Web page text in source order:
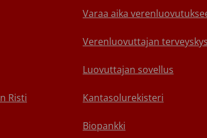
Risti
Varaa aika
Verenluovuttajan
Luovuttajan sovellus
Kantasolurekisteri
Biopankki